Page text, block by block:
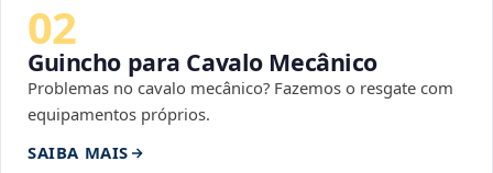
02
Guincho para Cavalo Mecânico
Problemas no cavalo mecânico? Fazemos o resgate com
equipamentos próprios.
SAIBA MAIS